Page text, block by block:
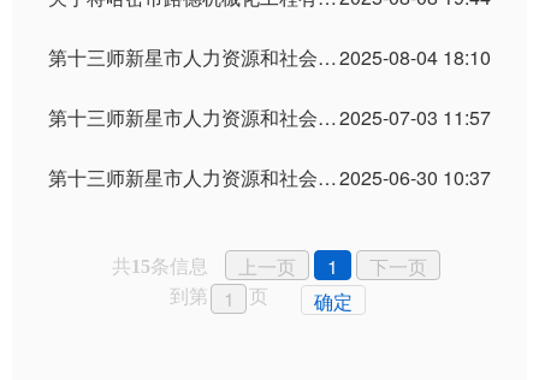
2025-08-04 18:10
第十三师新星市人力资源和社会保障局行政处罚案件公示
2025-07-03 11:57
第十三师新星市人力资源和社会保障局用人单位重大劳动保障违法行为社会公布
2025-06-30 10:37
第十三师新星市人力资源和社会保障局行政处罚案件公示
共15条信息 上一页 1
下一页
到第
页 确定